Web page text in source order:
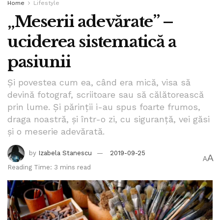
cea a actualul sistem economic mondial, care, în opinia sa,
sărăcește clasa de mijloc și îi îmbogățește și mai mult pe
cei bogați. Liderul de la Casa Albă a pledat pentru
reformarea sistemului comercial internațional, care „timp de
decenii a fost exploatat de națiuni care au acționat cu rea
credință”.
Tags:
bpnews discurs ONU steal spataru
suveranitate nationala Trump
Home Lifestyle
„Meserii adevărate” –
uciderea sistematică a
pasiunii
Și povestea cum ea, când era mică, visa să
devină fotograf, scriitoare sau să călătorească
prin lume. Și părinții i-au spus foarte frumos,
draga noastră, și într-o zi, cu siguranță, vei găsi
și o meserie adevărată.
by Izabela Stanescu
2019-09-25
Reading Time: 3 mins read
AA